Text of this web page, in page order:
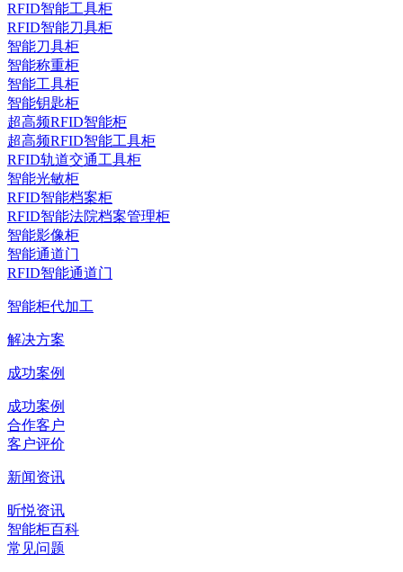
RFID智能工具柜
RFID智能刀具柜
智能刀具柜
智能称重柜
智能工具柜
智能钥匙柜
超高频RFID智能柜
超高频RFID智能工具柜
RFID轨道交通工具柜
智能光敏柜
RFID智能档案柜
RFID智能法院档案管理柜
智能影像柜
智能通道门
RFID智能通道门
智能柜代加工
解决方案
成功案例
成功案例
合作客户
客户评价
新闻资讯
昕悦资讯
智能柜百科
常见问题